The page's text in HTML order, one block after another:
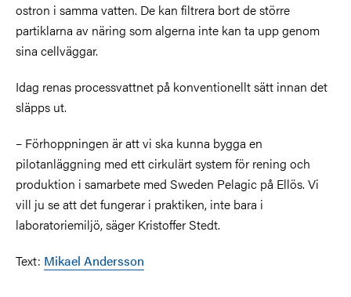
ostron i samma vatten. De kan filtrera bort de större
partiklarna av näring som algerna inte kan ta upp genom
sina cellväggar.
Idag renas processvattnet på konventionellt sätt innan det
släpps ut.
– Förhoppningen är att vi ska kunna bygga en
pilotanläggning med ett cirkulärt system för rening och
produktion i samarbete med Sweden Pelagic på Ellös. Vi
vill ju se att det fungerar i praktiken, inte bara i
laboratoriemiljö, säger Kristoffer Stedt.
Text: Mikael Andersson